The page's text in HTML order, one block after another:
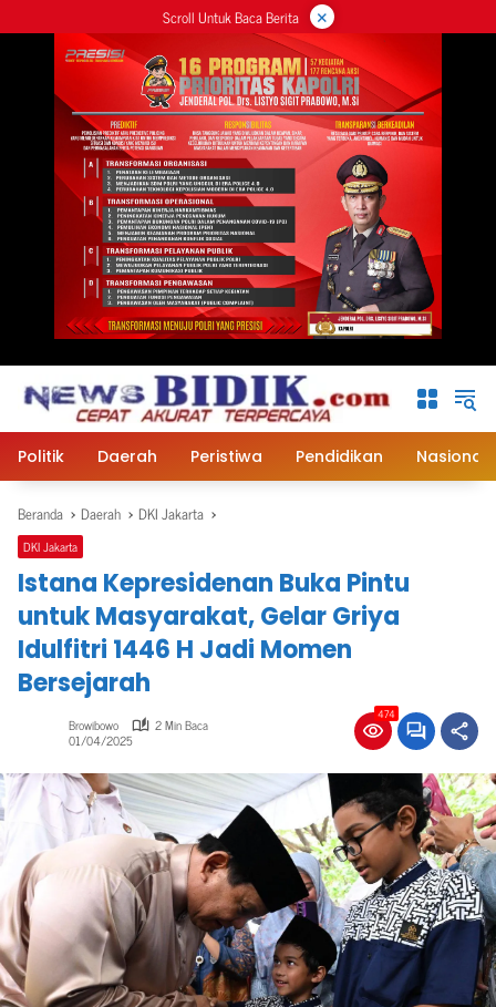
ke
Scroll Untuk Baca Berita ×
Politik Daerah Peristiwa Pendidikan Nasional
Beranda Daerah DKI Jakarta
DKI Jakarta
Istana Kepresidenan Buka Pintu
untuk Masyarakat, Gelar Griya
Idulfitri 1446 H Jadi Momen
Bersejarah
Browibowo 2 Min Baca
01/04/2025
474